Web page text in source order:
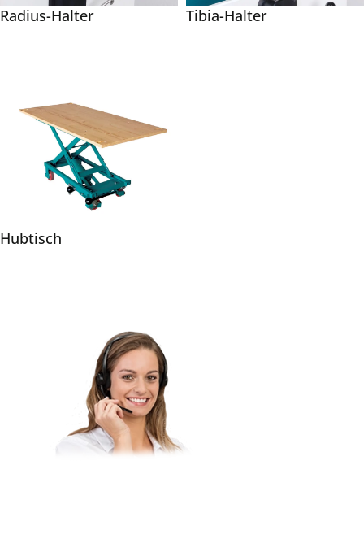
Radius-Halter Tibia-Halter
Hubtisch